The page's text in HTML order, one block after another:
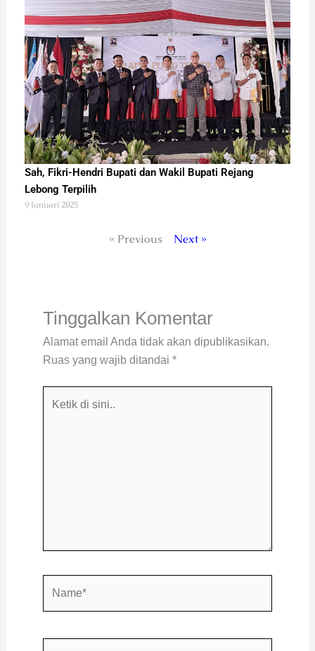
Sah, Fikri-Hendri Bupati dan Wakil Bupati Rejang
Lebong Terpilih
9 Januari 2025
« Previous Next »
Tinggalkan Komentar
Alamat email Anda tidak akan dipublikasikan.
Ruas yang wajib ditandai *